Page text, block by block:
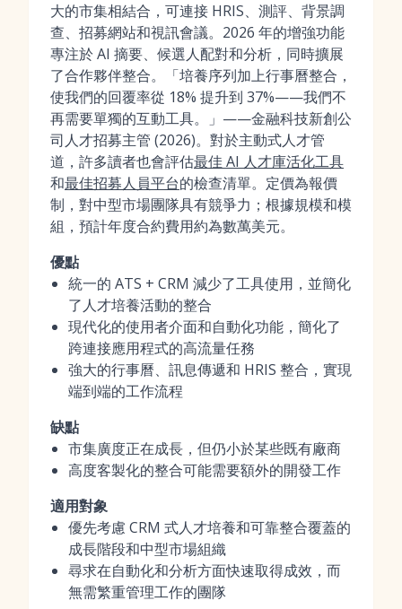
大的市集相結合，可連接 HRIS、測評、背景調
查、招募網站和視訊會議。2026 年的增強功能
專注於 AI 摘要、候選人配對和分析，同時擴展
了合作夥伴整合。「培養序列加上行事曆整合，
使我們的回覆率從 18% 提升到 37%——我們不
再需要單獨的互動工具。」——金融科技新創公
司人才招募主管 (2026)。對於主動式人才管
道，許多讀者也會評估最佳 AI 人才庫活化工具
和最佳招募人員平台的檢查清單。定價為報價
制，對中型市場團隊具有競爭力；根據規模和模
組，預計年度合約費用約為數萬美元。
優點
統一的 ATS + CRM 減少了工具使用，並簡化
了人才培養活動的整合
現代化的使用者介面和自動化功能，簡化了
跨連接應用程式的高流量任務
強大的行事曆、訊息傳遞和 HRIS 整合，實現
端到端的工作流程
缺點
市集廣度正在成長，但仍小於某些既有廠商
高度客製化的整合可能需要額外的開發工作
適用對象
優先考慮 CRM 式人才培養和可靠整合覆蓋的
成長階段和中型市場組織
尋求在自動化和分析方面快速取得成效，而
無需繁重管理工作的團隊